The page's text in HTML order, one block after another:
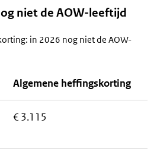
niet de AOW-leeftijd
in 2026 nog niet de AOW-
Algemene heffingskorting
€ 3.115